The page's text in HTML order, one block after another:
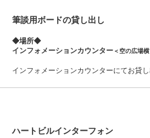
筆談用ボードの貸し出し
◆場所◆
インフォメーションカウンター＜空の広場横
インフォメーションカウンターにてお貸し
ハートビルインターフォン